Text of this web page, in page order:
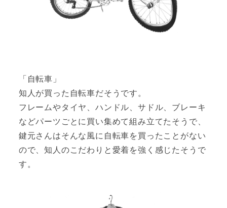
「自転車」
知人が買った自転車だそうです。
フレームやタイヤ、ハンドル、サドル、ブレーキ
などパーツごとに買い集めて組み立てたそうで、
鍵元さんはそんな風に自転車を買ったことがない
ので、知人のこだわりと愛着を強く感じたそうで
す。